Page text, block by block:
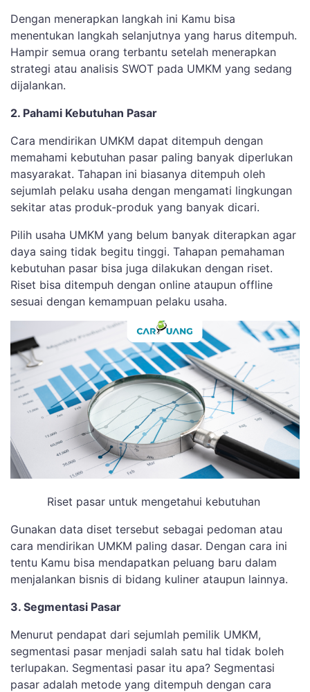
Dengan menerapkan langkah ini Kamu bisa
menentukan langkah selanjutnya yang harus ditempuh.
Hampir semua orang terbantu setelah menerapkan
strategi atau analisis SWOT pada UMKM yang sedang
dijalankan.
2. Pahami Kebutuhan Pasar
Cara mendirikan UMKM dapat ditempuh dengan
memahami kebutuhan pasar paling banyak diperlukan
masyarakat. Tahapan ini biasanya ditempuh oleh
sejumlah pelaku usaha dengan mengamati lingkungan
sekitar atas produk-produk yang banyak dicari.
Pilih usaha UMKM yang belum banyak diterapkan agar
daya saing tidak begitu tinggi. Tahapan pemahaman
kebutuhan pasar bisa juga dilakukan dengan riset.
Riset bisa ditempuh dengan online ataupun offline
sesuai dengan kemampuan pelaku usaha.
Riset pasar untuk mengetahui kebutuhan
Gunakan data diset tersebut sebagai pedoman atau
cara mendirikan UMKM paling dasar. Dengan cara ini
tentu Kamu bisa mendapatkan peluang baru dalam
menjalankan bisnis di bidang kuliner ataupun lainnya.
3. Segmentasi Pasar
Menurut pendapat dari sejumlah pemilik UMKM,
segmentasi pasar menjadi salah satu hal tidak boleh
terlupakan. Segmentasi pasar itu apa? Segmentasi
pasar adalah metode yang ditempuh dengan cara